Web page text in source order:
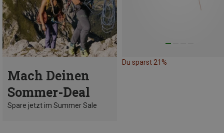
Mach Deinen
Sommer-Deal
Spare jetzt im Summer Sale
Du sparst 21%